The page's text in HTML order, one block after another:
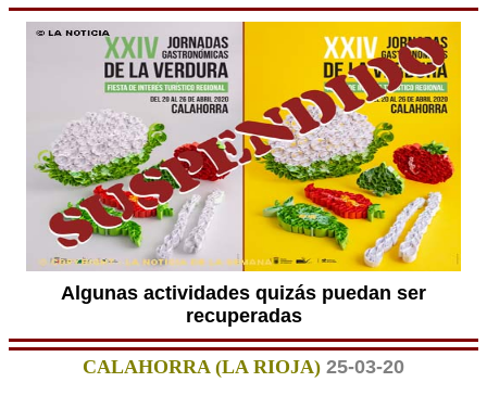
Algunas actividades quizás puedan ser
recuperadas
CALAHORRA (LA RIOJA) 25-03-20